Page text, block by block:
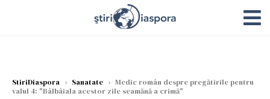
StiriDiaspora › Sanatate › Medic român despre pregătirile pentru
valul 4: "Bâlbâiala acestor zile seamănă a crimă"